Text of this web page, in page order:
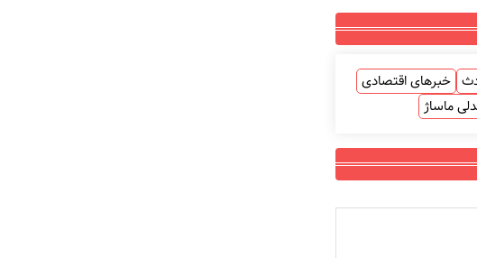
خبرهای اقتصادی
ماساژ